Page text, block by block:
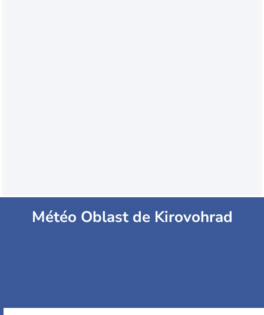
Météo Oblast de Kirovohrad